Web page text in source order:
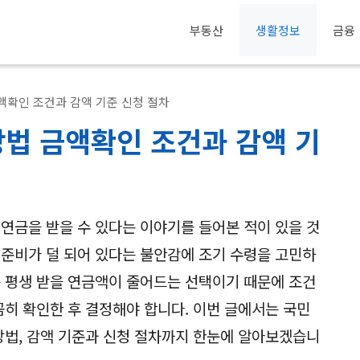
부동산 생활정보 금융
확인 조건과 감액 기준 신청 절차
금액확인 조건과 감액 기
금을 받을 수 있다는 이야기를 들어본 적이 있을 것
비가 덜 되어 있다는 불안감에 조기 수령을 고민하
생 받을 연금액이 줄어드는 선택이기 때문에 조건
확인한 후 결정해야 합니다. 이번 글에서는 국민
, 감액 기준과 신청 절차까지 한눈에 알아보겠습니